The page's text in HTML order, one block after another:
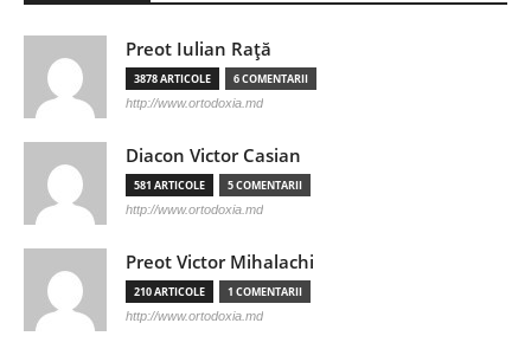
Preot Iulian Raţă
3878 ARTICOLE 6 COMENTARII
http://www.ortodoxia.md
Diacon Victor Casian
581 ARTICOLE 5 COMENTARII
http://www.ortodoxia.md
Preot Victor Mihalachi
210 ARTICOLE 1 COMENTARII
http://www.ortodoxia.md